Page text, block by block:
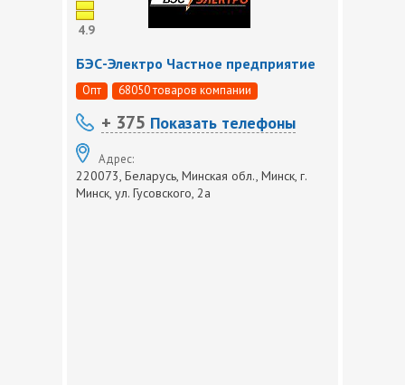
4.9
БЭС-Электро Частное предприятие
Опт 68050 товаров компании
+ 375 Показать телефоны
Адрес:
220073, Беларусь, Минская обл., Минск, г.
Минск, ул. Гусовского, 2а